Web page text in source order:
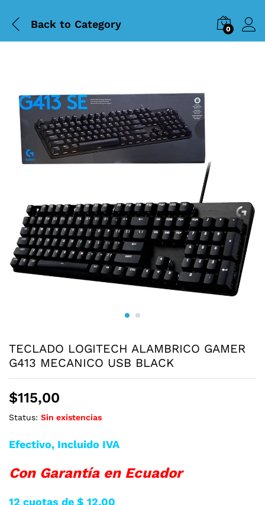
Back to Category 0
TECLADO LOGITECH ALAMBRICO GAMER
G413 MECANICO USB BLACK
$115,00
Status: Sin existencias
Efectivo, Incluido IVA
Con Garantía en Ecuador
12 cuotas de $ 12.00